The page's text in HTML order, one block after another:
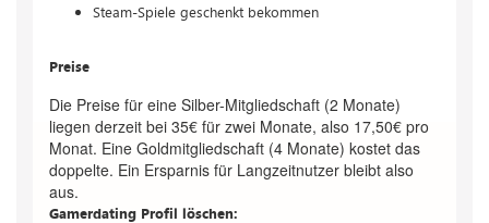
Steam-Spiele geschenkt bekommen
Preise
Die Preise für eine Silber-Mitgliedschaft (2 Monate)
liegen derzeit bei 35€ für zwei Monate, also 17,50€ pro
Monat. Eine Goldmitgliedschaft (4 Monate) kostet das
doppelte. Ein Ersparnis für Langzeitnutzer bleibt also
aus.
Gamerdating Profil löschen: